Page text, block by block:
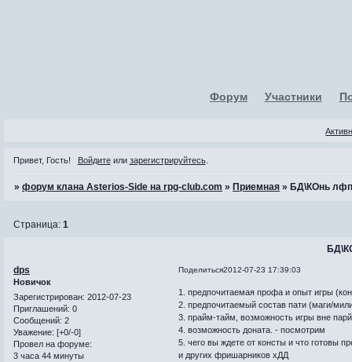
Форум Участники
Привет, Гость! Войдитеили зарегистрируйтесь.
»форум клана Asterios-Side на rpg-club.com » Приемная » БД\КОнь
Страница:1
Поделиться2012-07-23 17:39:03
dps
Новичок
Зарегистрирован: 2012-07-23
Приглашений: 0
Сообщений: 2
Уважение: [+0/-0]
Провел на форуме:
3 часа 44 минуты
1. предпочитаемая профа и опыт игры
2. предпочитаемый состав пати (маги/
3. прайм-тайм, возможность игры вне
4. возможность доната. - посмотрим
5. чего вы ждете от консты и что готовы
и других фришарников хДД